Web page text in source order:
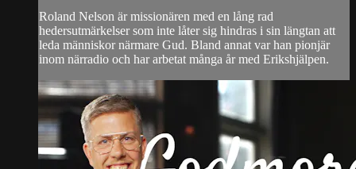
Roland Nelson är missionären med en lång rad
hedersutmärkelser som inte låter sig hindras i sin längtan att
leda människor närmare Gud. Bland annat var han pionjär
inom närradio och har arbetat många år med Erikshjälpen.